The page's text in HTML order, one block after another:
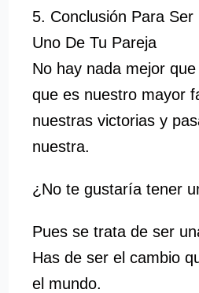
5. Conclusión Para
Uno De Tu Pareja
No hay nada mejor
que es nuestro mayor
nuestras victorias y
nuestra.
¿No te gustaría tener
Pues se trata de ser
Has de ser el cambio
el mundo.